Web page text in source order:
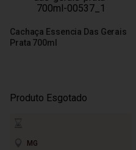
Cachaça Essencia Das Gerais
Prata 700ml
Produto Esgotado
MG